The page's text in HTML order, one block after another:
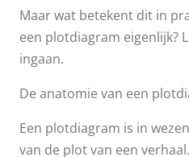
Maar wat betekent dit in
een plotdiagram eigenlijk?
ingaan.
De anatomie van een
Een plotdiagram is in
van de plot van een